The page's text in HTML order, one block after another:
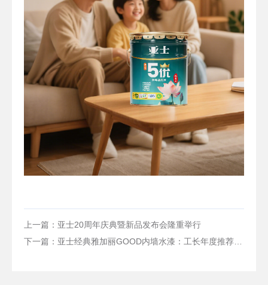
上一篇：亚士20周年庆典暨新品发布会隆重举行
下一篇：亚士经典雅加丽GOOD内墙水漆：工长年度推荐TOP1！